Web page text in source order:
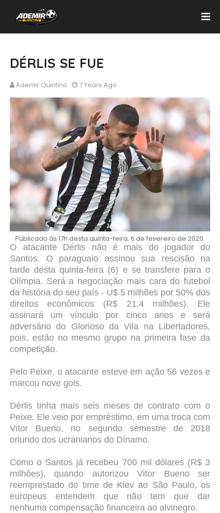
DÉRLIS SE FUE
Ademir Quintino 7 Years Ago
Publicado às 17h desta quinta-feira, 6 de fevereiro de 2020.
O atacante Dérlis não é mais do jogador do
Santos. O paraguaio assinou sua rescisão na
tarde desta quinta-feira (6) e se transfere para o
Olímpia. Será a negociação mais cara do futebol
da história do seu país - U$ 5 milhões por 50% dos
direitos econômicos (R$ 21,4 milhões). Ele
assinará um vínculo por cinco anos e será
adversário do Glorioso da Vila na Libertadores,
pois, estão no mesmo grupo na primeira fase da
competição.
Pelo Peixe, o atacante esteve em ação 56 vezes e
marcou nove gols.
Dérlis tinha mais seis meses de contrato com o
Peixe. Ele veio por empréstimo, em uma troca com
Vitor Bueno, no segundo semestre de 2018
oriundo dos ucranianos do Dínamo.
Como o Santos já recebeu 700 mil dólares (R$ 3
milhões), quando autorizou Vitor Bueno ser
reemprestado do time de Kiev ao São Paulo, os
europeus entendem que não tem que dar
nenhuma compensação financeira ao alvinegro.